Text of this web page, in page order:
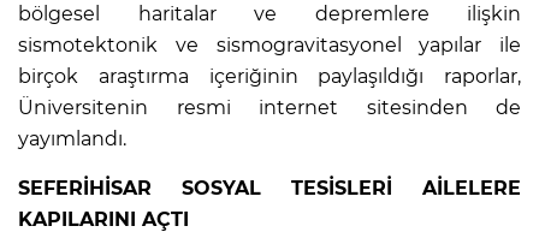
bölgesel haritalar ve depremlere ilişkin
sismotektonik ve sismogravitasyonel yapılar ile
birçok araştırma içeriğinin paylaşıldığı raporlar,
Üniversitenin resmi internet sitesinden de
yayımlandı.
SEFERİHİSAR SOSYAL TESİSLERİ AİLELERE
KAPILARINI AÇTI